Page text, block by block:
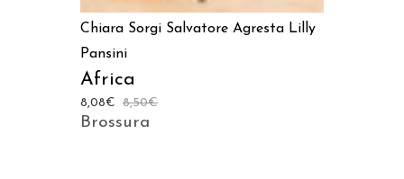
Chiara Sorgi Salvatore Agresta Lilly
Pansini
Africa
8,50€
8,08€
Brossura